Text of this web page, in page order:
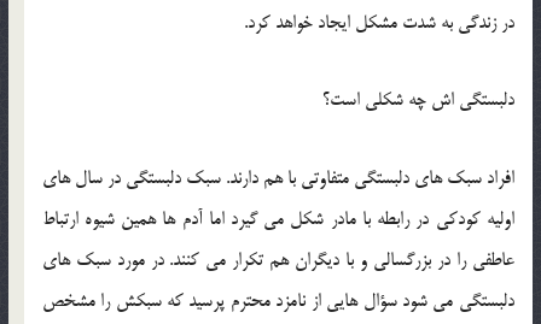
در زندگي به شدت مشکل ايجاد خواهد کرد.
دلبستگي اش چه شکلي است؟
افراد سبک هاي دلبستگي متفاوتي با هم دارند. سبک دلبستگي در سال هاي
اوليه کودکي در رابطه با مادر شکل مي گيرد اما آدم ها همين شيوه ارتباط
عاطفي را در بزرگسالي و با ديگران هم تکرار مي کنند. در مورد سبک هاي
دلبستگي مي شود سؤال هايي از نامزد محترم پرسيد که سبکش را مشخص